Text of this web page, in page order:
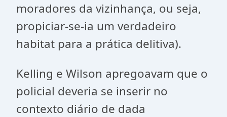
moradores da vizinhança, ou seja,
propiciar-se-ia um verdadeiro
habitat para a prática delitiva).
Kelling e Wilson apregoavam que o
policial deveria se inserir no
contexto diário de dada